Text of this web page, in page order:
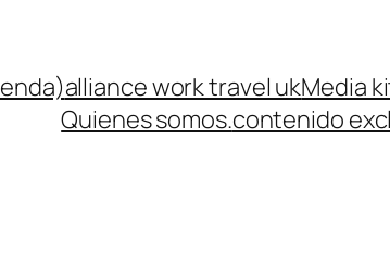
alliance work travel ukMedia
Quienes somos.contenido